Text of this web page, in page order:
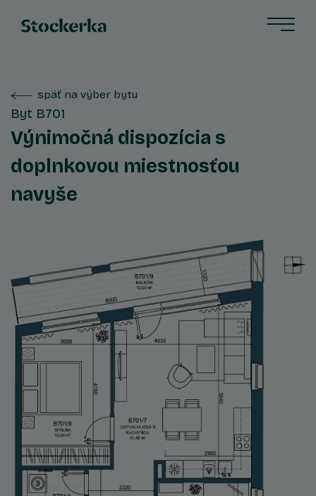
späť na výber bytu
Byt B701
Výnimočná dispozícia s
doplnkovou miestnosťou
navyše